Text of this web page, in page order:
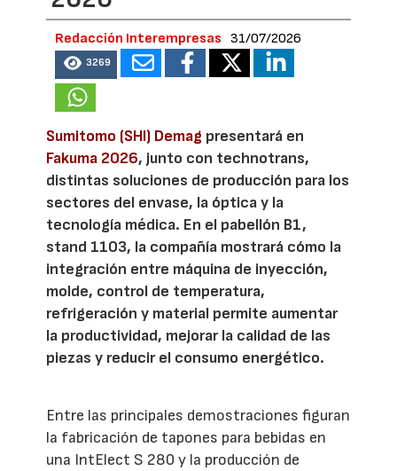
Redacción Interempresas 31/07/2026
3269
Sumitomo (SHI) Demag presentará en
Fakuma 2026, junto con technotrans,
distintas soluciones de producción para los
sectores del envase, la óptica y la
tecnología médica. En el pabellón B1,
stand 1103, la compañía mostrará cómo la
integración entre máquina de inyección,
molde, control de temperatura,
refrigeración y material permite aumentar
la productividad, mejorar la calidad de las
piezas y reducir el consumo energético.
Entre las principales demostraciones figuran
la fabricación de tapones para bebidas en
una IntElect S 280 y la producción de